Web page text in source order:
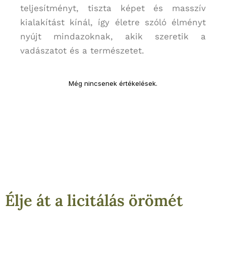
teljesítményt, tiszta képet és masszív
kialakítást kínál, így életre szóló élményt
nyújt mindazoknak, akik szeretik a
vadászatot és a természetet.
Még nincsenek értékelések.
Élje át a licitálás örömét